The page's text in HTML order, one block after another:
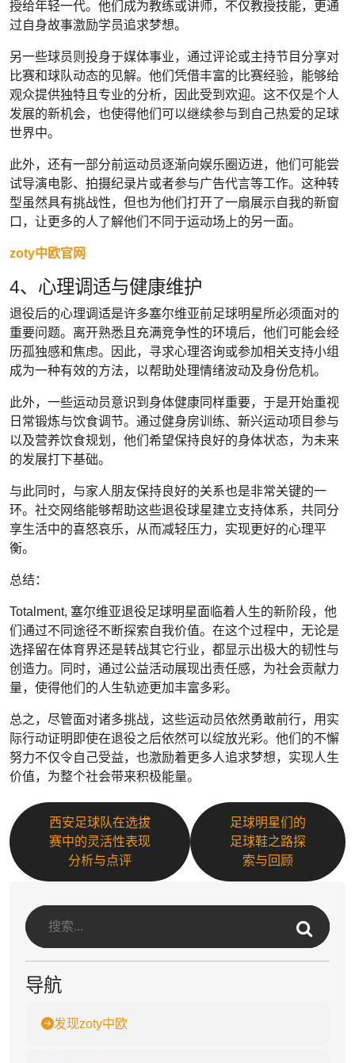
授给年轻一代。他们成为教练或讲师，不仅教授技能，更通
过自身故事激励学员追求梦想。
另一些球员则投身于媒体事业，通过评论或主持节目分享对
比赛和球队动态的见解。他们凭借丰富的比赛经验，能够给
观众提供独特且专业的分析，因此受到欢迎。这不仅是个人
发展的新机会，也使得他们可以继续参与到自己热爱的足球
世界中。
此外，还有一部分前运动员逐渐向娱乐圈迈进，他们可能尝
试导演电影、拍摄纪录片或者参与广告代言等工作。这种转
型虽然具有挑战性，但也为他们打开了一扇展示自我的新窗
口，让更多的人了解他们不同于运动场上的另一面。
zoty中欧官网
4、心理调适与健康维护
退役后的心理调适是许多塞尔维亚前足球明星所必须面对的
重要问题。离开熟悉且充满竞争性的环境后，他们可能会经
历孤独感和焦虑。因此，寻求心理咨询或参加相关支持小组
成为一种有效的方法，以帮助处理情绪波动及身份危机。
此外，一些运动员意识到身体健康同样重要，于是开始重视
日常锻炼与饮食调节。通过健身房训练、新兴运动项目参与
以及营养饮食规划，他们希望保持良好的身体状态，为未来
的发展打下基础。
与此同时，与家人朋友保持良好的关系也是非常关键的一
环。社交网络能够帮助这些退役球星建立支持体系，共同分
享生活中的喜怒哀乐，从而减轻压力，实现更好的心理平
衡。
总结：
Totalment, 塞尔维亚退役足球明星面临着人生的新阶段，他
们通过不同途径不断探索自我价值。在这个过程中，无论是
选择留在体育界还是转战其它行业，都显示出极大的韧性与
创造力。同时，通过公益活动展现出责任感，为社会贡献力
量，使得他们的人生轨迹更加丰富多彩。
总之，尽管面对诸多挑战，这些运动员依然勇敢前行，用实
际行动证明即使在退役之后依然可以绽放光彩。他们的不懈
努力不仅令自己受益，也激励着更多人追求梦想，实现人生
价值，为整个社会带来积极能量。
西安足球队在选拔
赛中的灵活性表现
分析与点评
足球明星们的
足球鞋之路探
索与回顾
导航
发现zoty中欧